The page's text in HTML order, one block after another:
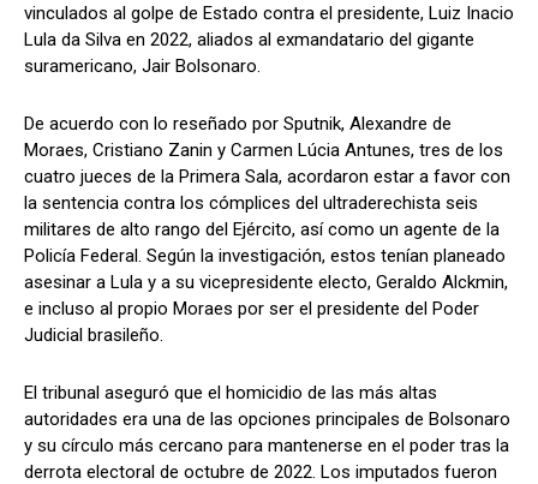
vinculados al golpe de Estado contra el presidente, Luiz Inacio
Lula da Silva en 2022, aliados al exmandatario del gigante
suramericano, Jair Bolsonaro.
De acuerdo con lo reseñado por Sputnik, Alexandre de
Moraes, Cristiano Zanin y Carmen Lúcia Antunes, tres de los
cuatro jueces de la Primera Sala, acordaron estar a favor con
la sentencia contra los cómplices del ultraderechista seis
militares de alto rango del Ejército, así como un agente de la
Policía Federal. Según la investigación, estos tenían planeado
asesinar a Lula y a su vicepresidente electo, Geraldo Alckmin,
e incluso al propio Moraes por ser el presidente del Poder
Judicial brasileño.
El tribunal aseguró que el homicidio de las más altas
autoridades era una de las opciones principales de Bolsonaro
y su círculo más cercano para mantenerse en el poder tras la
derrota electoral de octubre de 2022. Los imputados fueron